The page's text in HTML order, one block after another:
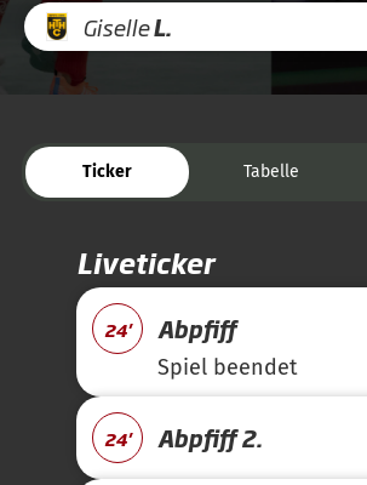
GiselleL.
Ticker Tabelle
Liveticker
24' Abpfiff
Spiel beendet
24' Abpfiff 2.